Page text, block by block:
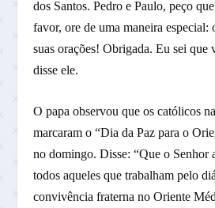
dos Santos. Pedro e Paulo, peço
favor, ore de uma maneira especial:
suas orações! Obrigada. Eu sei que
disse ele.
O papa observou que os católicos
marcaram o “Dia da Paz para o
no domingo. Disse: “Que o Senhor
todos aqueles que trabalham pelo
convivência fraterna no Oriente